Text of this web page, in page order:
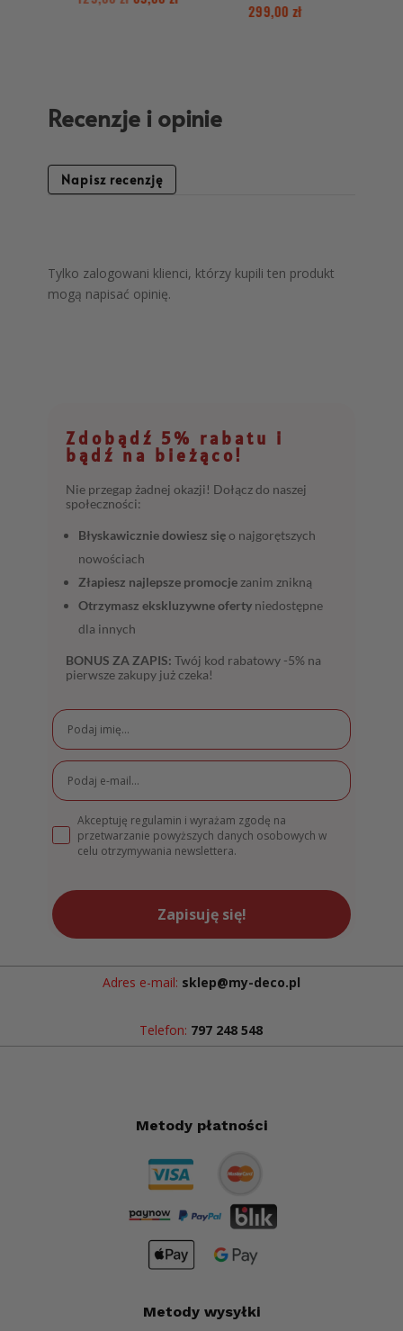
299,00 zł
Recenzje i opinie
Napisz recenzję
Tylko zalogowani klienci, którzy kupili ten produkt
mogą napisać opinię.
Zdobądź 5% rabatu i
bądź na bieżąco!
Nie przegap żadnej okazji! Dołącz do naszej
społeczności:
Błyskawicznie dowiesz sięo najgorętszych
nowościach
Złapiesz najlepsze promocje zanim znikną
Otrzymasz ekskluzywne oferty niedostępne
dla innych
BONUS ZA ZAPIS: Twój kod rabatowy -5% na
pierwsze zakupy już czeka!
Akceptuję regulamin i wyrażam zgodę na
przetwarzanie powyższych danych osobowych w
celu otrzymywania newslettera.
Zapisuję się!
Adres e-mail: sklep@my-deco.pl
Telefon: 797 248 548
Metody płatności
Metody wysyłki